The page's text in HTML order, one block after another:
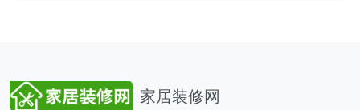
家居装修网